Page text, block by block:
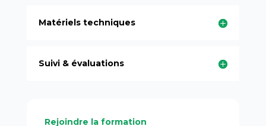
Matériels techniques
Suivi & évaluations
Rejoindre la formation